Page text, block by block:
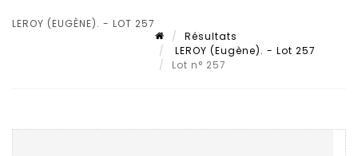
LEROY (EUGÈNE). - LOT 257
Résultats
LEROY (Eugène). - Lot 257
Lot n° 257